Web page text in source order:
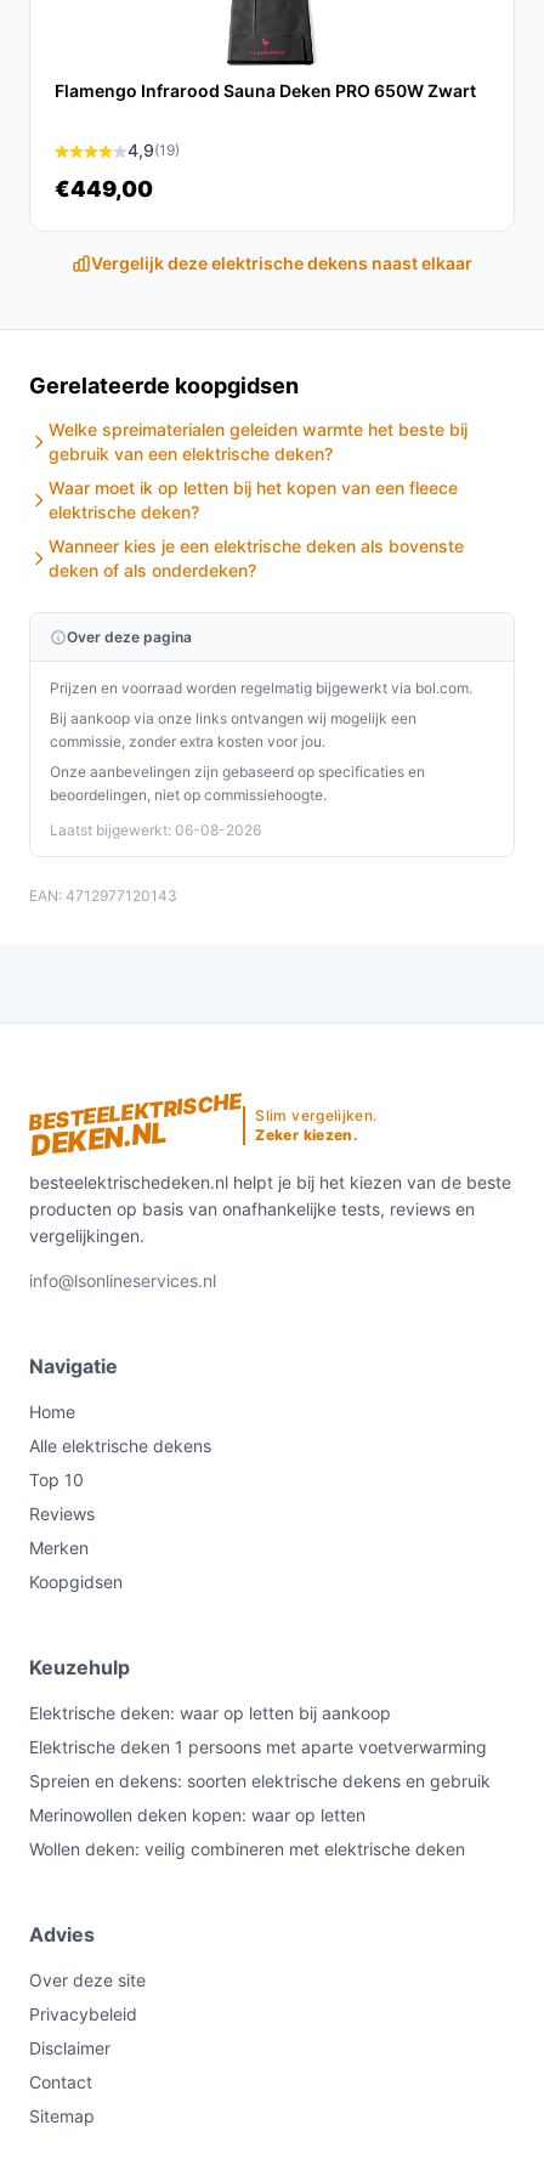
zoek is naar extra comfort en warmte tijdens de nacht.
Met zijn gebruiksvriendelijke functies en hoogwaardige
materialen, bent u verzekerd van een heerlijke
Ontdek alle specificaties en vergelijk prijzen op
besteelektrischedeken.nl. Kies bewust wat perfect
past bij jouw behoeften!
Flamengo Infrarood Sauna Deken PRO 650W Zwart
4,9(19)
€449,00
Vergelijk deze elektrische dekens naast elkaar
Gerelateerde koopgidsen
Welke spreimaterialen geleiden warmte het beste bij
gebruik van een elektrische deken?
Waar moet ik op letten bij het kopen van een fleece
elektrische deken?
Wanneer kies je een elektrische deken als bovenste
deken of als onderdeken?
Over deze pagina
Prijzen en voorraad worden regelmatig bijgewerkt via bol.com.
Bij aankoop via onze links ontvangen wij mogelijk een
commissie, zonder extra kosten voor jou.
Onze aanbevelingen zijn gebaseerd op specificaties en
beoordelingen, niet op commissiehoogte.
Laatst bijgewerkt: 06-08-2026
EAN: 4712977120143
BESTEELEKTRISCHE
DEKEN.NL
Slim vergelijken.
Zeker kiezen.
besteelektrischedeken.nl helpt je bij het kiezen van de beste
producten op basis van onafhankelijke tests, reviews en
vergelijkingen.
info@lsonlineservices.nl
Navigatie
Home
Alle elektrische dekens
Top 10
Reviews
Merken
Koopgidsen
Keuzehulp
Elektrische deken: waar op letten bij aankoop
Elektrische deken 1 persoons met aparte voetverwarming
Spreien en dekens: soorten elektrische dekens en gebruik
Merinowollen deken kopen: waar op letten
Wollen deken: veilig combineren met elektrische deken
Advies
Over deze site
Privacybeleid
Disclaimer
Contact
Sitemap